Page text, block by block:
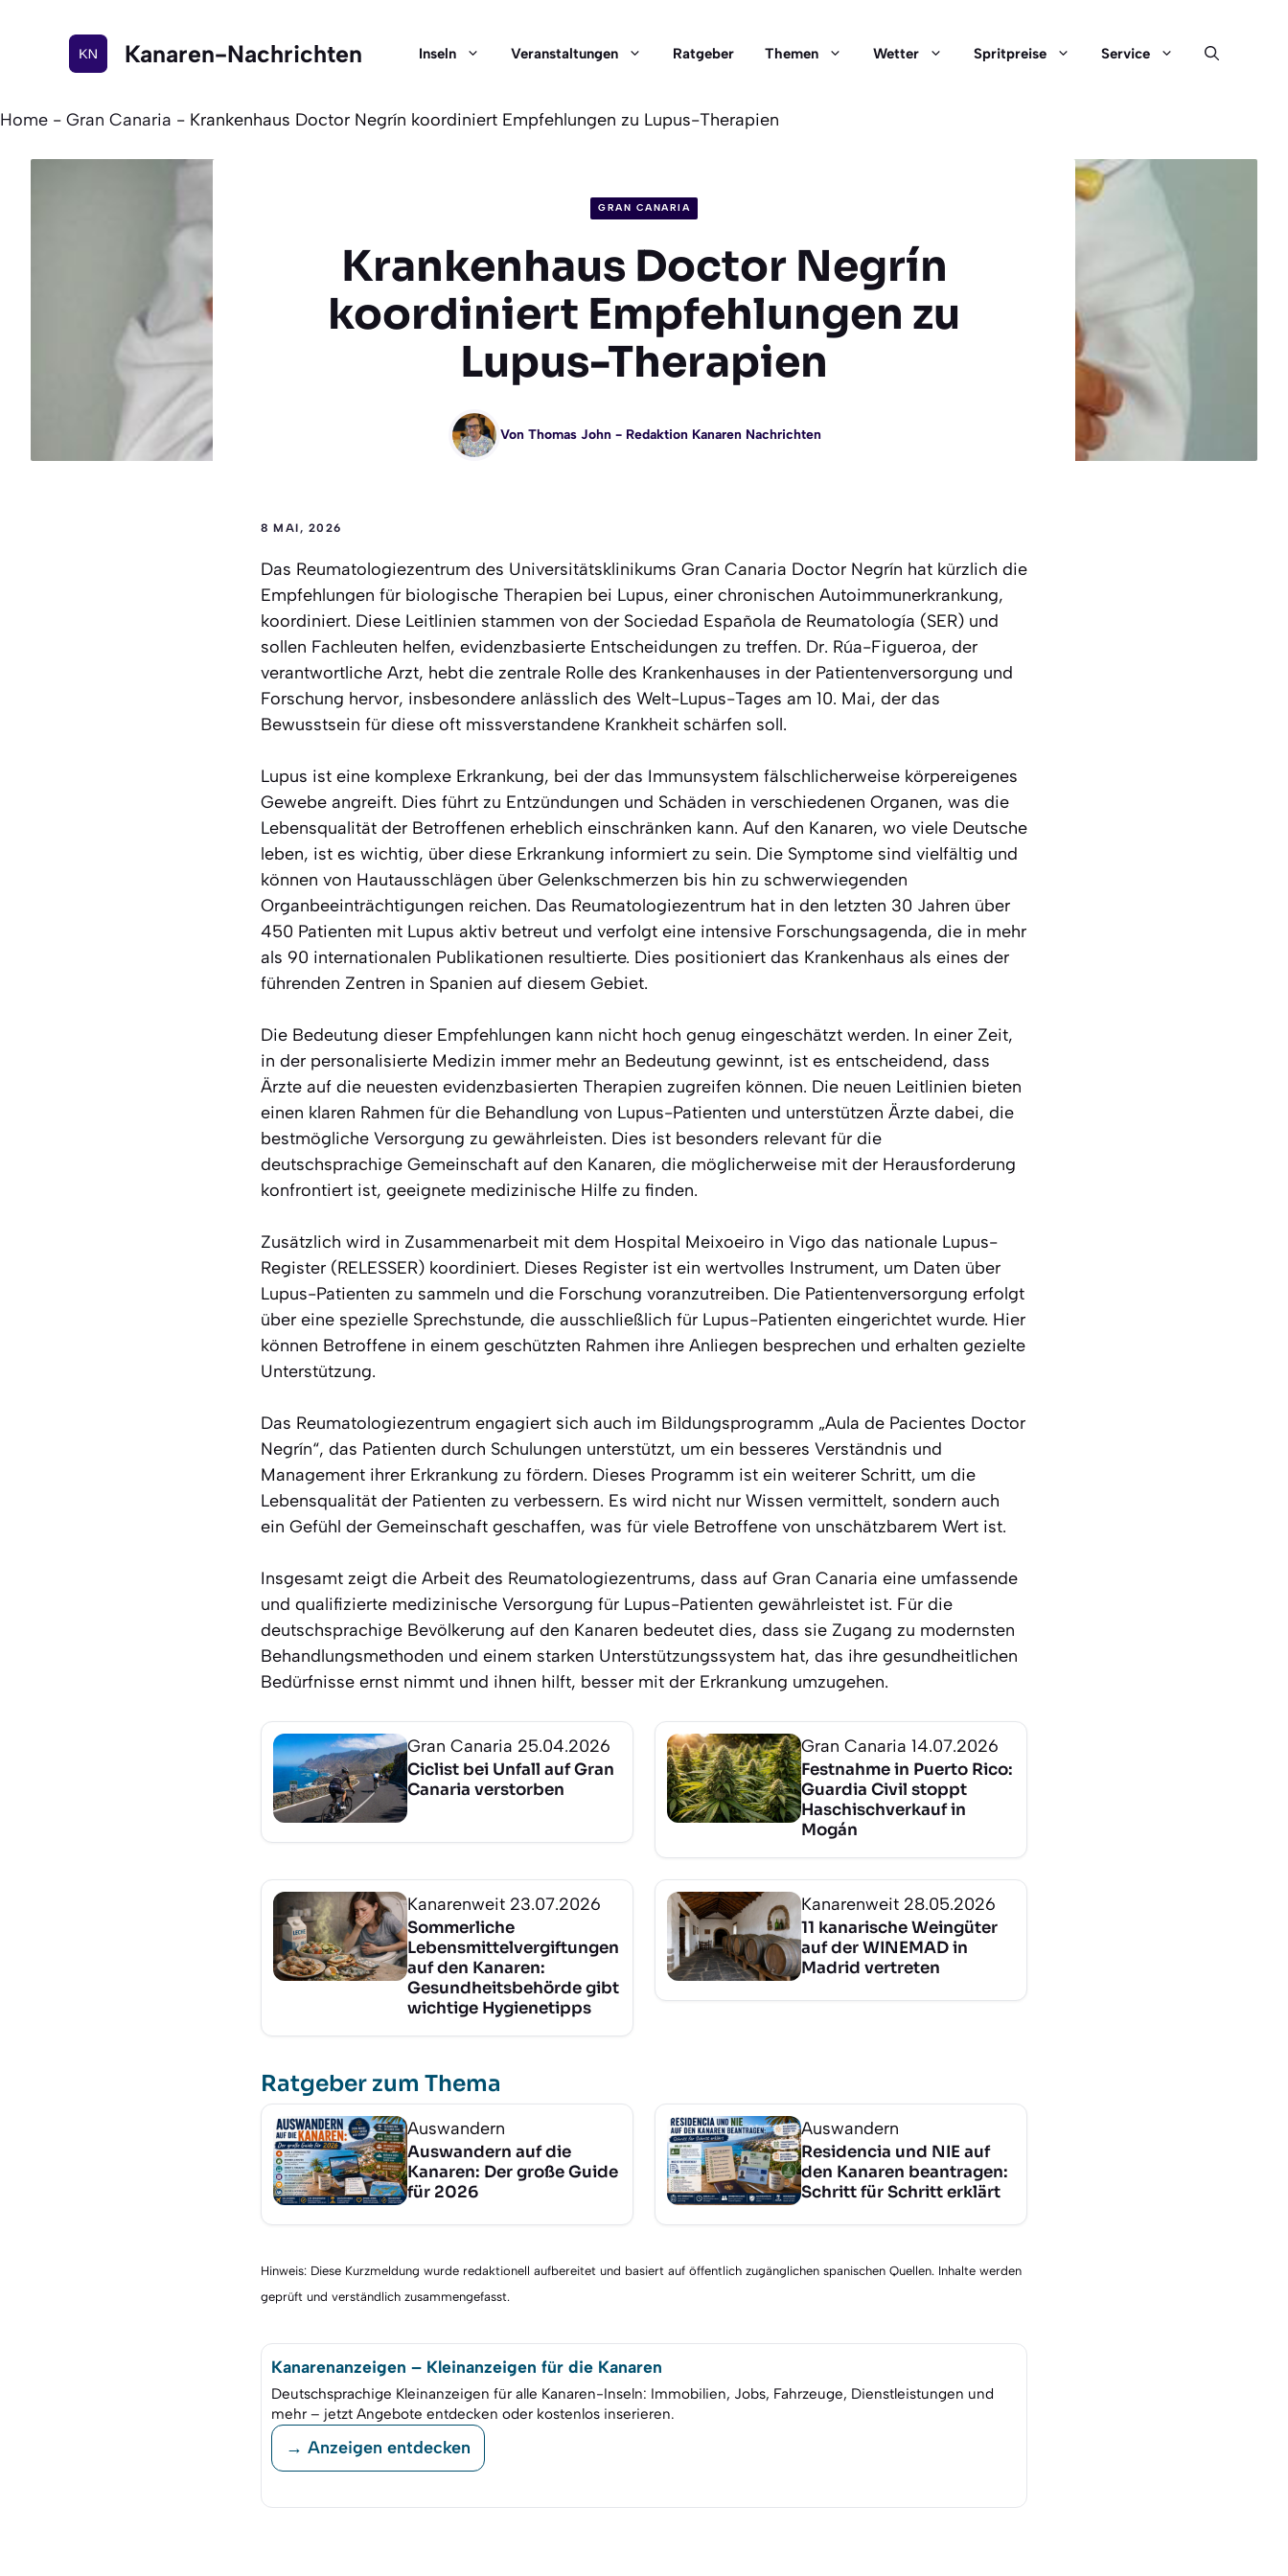
Kanaren-Nachrichten Inseln Veranstaltungen Ratgeber Themen Wetter Spritpreise Service
Home - Gran Canaria - Krankenhaus Doctor Negrín koordiniert Empfehlungen zu Lupus-Therapien
GRAN CANARIA
Krankenhaus Doctor Negrín
koordiniert Empfehlungen zu
Lupus-Therapien
Von Thomas John- Redaktion Kanaren Nachrichten
8 MAI, 2026
Das Reumatologiezentrum des Universitätsklinikums Gran Canaria Doctor Negrín hat kürzlich die
Empfehlungen für biologische Therapien bei Lupus, einer chronischen Autoimmunerkrankung,
koordiniert. Diese Leitlinien stammen von der Sociedad Española de Reumatología (SER) und
sollen Fachleuten helfen, evidenzbasierte Entscheidungen zu treffen. Dr. Rúa-Figueroa, der
verantwortliche Arzt, hebt die zentrale Rolle des Krankenhauses in der Patientenversorgung und
Forschung hervor, insbesondere anlässlich des Welt-Lupus-Tages am 10. Mai, der das
Bewusstsein für diese oft missverstandene Krankheit schärfen soll.
Lupus ist eine komplexe Erkrankung, bei der das Immunsystem fälschlicherweise körpereigenes
Gewebe angreift. Dies führt zu Entzündungen und Schäden in verschiedenen Organen, was die
Lebensqualität der Betroffenen erheblich einschränken kann. Auf den Kanaren, wo viele Deutsche
leben, ist es wichtig, über diese Erkrankung informiert zu sein. Die Symptome sind vielfältig und
können von Hautausschlägen über Gelenkschmerzen bis hin zu schwerwiegenden
Organbeeinträchtigungen reichen. Das Reumatologiezentrum hat in den letzten 30 Jahren über
450 Patienten mit Lupus aktiv betreut und verfolgt eine intensive Forschungsagenda, die in mehr
als 90 internationalen Publikationen resultierte. Dies positioniert das Krankenhaus als eines der
führenden Zentren in Spanien auf diesem Gebiet.
Die Bedeutung dieser Empfehlungen kann nicht hoch genug eingeschätzt werden. In einer Zeit,
in der personalisierte Medizin immer mehr an Bedeutung gewinnt, ist es entscheidend, dass
Ärzte auf die neuesten evidenzbasierten Therapien zugreifen können. Die neuen Leitlinien bieten
einen klaren Rahmen für die Behandlung von Lupus-Patienten und unterstützen Ärzte dabei, die
bestmögliche Versorgung zu gewährleisten. Dies ist besonders relevant für die
deutschsprachige Gemeinschaft auf den Kanaren, die möglicherweise mit der Herausforderung
konfrontiert ist, geeignete medizinische Hilfe zu finden.
Zusätzlich wird in Zusammenarbeit mit dem Hospital Meixoeiro in Vigo das nationale Lupus-
Register (RELESSER) koordiniert. Dieses Register ist ein wertvolles Instrument, um Daten über
Lupus-Patienten zu sammeln und die Forschung voranzutreiben. Die Patientenversorgung erfolgt
über eine spezielle Sprechstunde, die ausschließlich für Lupus-Patienten eingerichtet wurde. Hier
können Betroffene in einem geschützten Rahmen ihre Anliegen besprechen und erhalten gezielte
Unterstützung.
Das Reumatologiezentrum engagiert sich auch im Bildungsprogramm „Aula de Pacientes Doctor
Negrín“, das Patienten durch Schulungen unterstützt, um ein besseres Verständnis und
Management ihrer Erkrankung zu fördern. Dieses Programm ist ein weiterer Schritt, um die
Lebensqualität der Patienten zu verbessern. Es wird nicht nur Wissen vermittelt, sondern auch
ein Gefühl der Gemeinschaft geschaffen, was für viele Betroffene von unschätzbarem Wert ist.
Insgesamt zeigt die Arbeit des Reumatologiezentrums, dass auf Gran Canaria eine umfassende
und qualifizierte medizinische Versorgung für Lupus-Patienten gewährleistet ist. Für die
deutschsprachige Bevölkerung auf den Kanaren bedeutet dies, dass sie Zugang zu modernsten
Behandlungsmethoden und einem starken Unterstützungssystem hat, das ihre gesundheitlichen
Bedürfnisse ernst nimmt und ihnen hilft, besser mit der Erkrankung umzugehen.
Gran Canaria 25.04.2026
Ciclist bei Unfall auf Gran
Canaria verstorben
Gran Canaria 14.07.2026
Festnahme in Puerto Rico:
Guardia Civil stoppt
Haschischverkauf in
Mogán
Kanarenweit 23.07.2026
Sommerliche
Lebensmittelvergiftungen
auf den Kanaren:
Gesundheitsbehörde gibt
wichtige Hygienetipps
Kanarenweit 28.05.2026
11 kanarische Weingüter
auf der WINEMAD in
Madrid vertreten
Ratgeber zum Thema
Auswandern
Auswandern auf die
Kanaren: Der große Guide
für 2026
Auswandern
Residencia und NIE auf
den Kanaren beantragen:
Schritt für Schritt erklärt
Hinweis: Diese Kurzmeldung wurde redaktionell aufbereitet und basiert auf öffentlich zugänglichen spanischen Quellen. Inhalte werden
geprüft und verständlich zusammengefasst.
Kanarenanzeigen – Kleinanzeigen für die Kanaren
Deutschsprachige Kleinanzeigen für alle Kanaren-Inseln: Immobilien, Jobs, Fahrzeuge, Dienstleistungen und
mehr – jetzt Angebote entdecken oder kostenlos inserieren.
→ Anzeigen entdecken